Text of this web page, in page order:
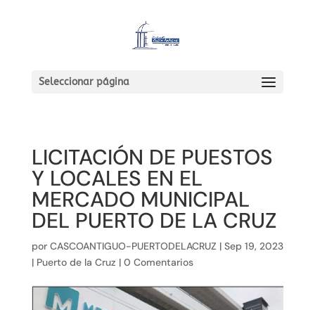
Seleccionar página
LICITACIÓN DE PUESTOS
Y LOCALES EN EL
MERCADO MUNICIPAL
DEL PUERTO DE LA CRUZ
por CASCOANTIGUO-PUERTODELACRUZ | Sep 19, 2023
| Puerto de la Cruz | 0 Comentarios